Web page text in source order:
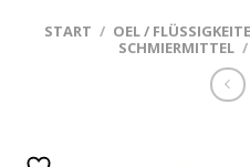
START / OEL /
SCHMIERMITTEL /